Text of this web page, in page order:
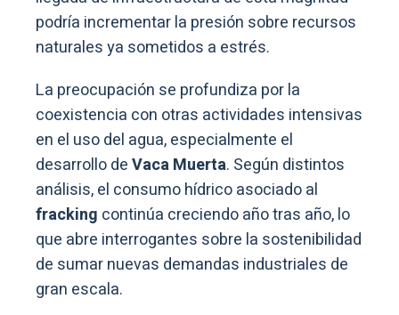
podría incrementar la presión sobre recursos
naturales ya sometidos a estrés.
La preocupación se profundiza por la
coexistencia con otras actividades intensivas
en el uso del agua, especialmente el
desarrollo deVaca Muerta. Según distintos
análisis, el consumo hídrico asociado al
fracking continúa creciendo año tras año, lo
que abre interrogantes sobre la sostenibilidad
de sumar nuevas demandas industriales de
gran escala.